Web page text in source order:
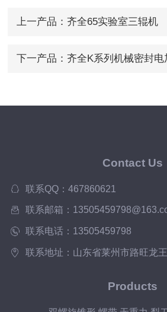
上一产品： 齐全65实验室三辊机
下一产品： 齐全K系列机械密封电
Contact Us
联系QQ：467860621
联系邮箱：
联系电话：13505459798
联系地址：山东省莱州市路旺龙
Products